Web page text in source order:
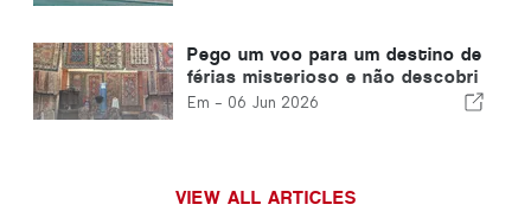
Pego um voo para um destino de
férias misterioso e não descobri
até pousar
Em - 06 Jun 2026
VIEW ALL ARTICLES